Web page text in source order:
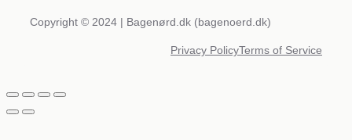
I
o
Copyright © 2024 | Bagenørd.dk (bagenoerd.dk)
Privacy PolicyTerms of Service